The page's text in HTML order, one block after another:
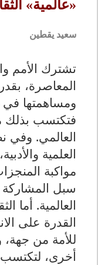
«عالمية»
سعيد يقطين
تشترك الأمم
المعاصرة،
ومساهمتها في
فتكتسب بذلك
العالمي. وفي
العلمية
مواكبة
سبل
العالمية. أما
القدرة على
للأمة من
أخرى، لتكتسب